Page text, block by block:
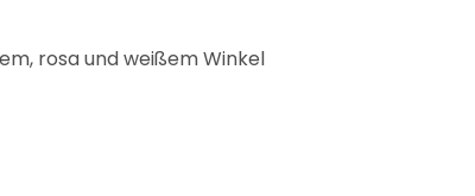
rosa und weißem Winkel